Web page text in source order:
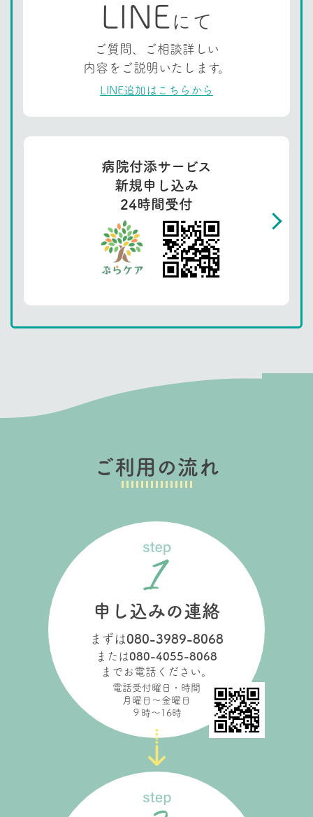
LINE にて
ご質問、ご相談詳しい
内容をご説明いたします。
LINE追加はこちらから
病院付添サービス
新規申し込み
24時間受付
ご利用の流れ
申し込みの連絡
まずは080-3989-8068
または080-4055-8068
までお電話ください。
電話受付曜日・時間
月曜日～金曜日
９時～16時